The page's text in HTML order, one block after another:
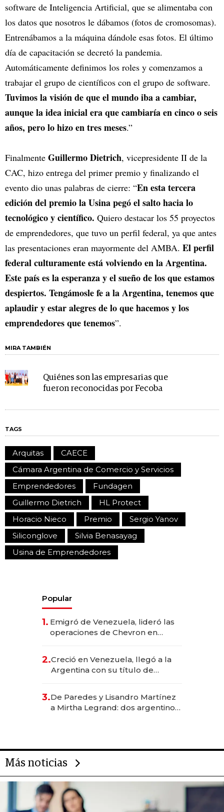
software de Inteligencia Artificial, que se alimentaba con
los datos que nosotros le dábamos (fotos de cromosomas).
Entrenábamos a la máquina dándole esas fotos. El último
día de capacitación se decretó la pandemia.
Automáticamente definimos los roles y comenzamos a
trabajar el grupo de científicos con el grupo de software.
Tuvimos la visión de que el mundo iba a cambiar,
aunque la idea inicial era que cambiaría en cinco o seis
años, pero lo hizo en tres meses.”
Finalmente Guillermo Dietrich, vicepresidente II de la
CAC, hizo entrega del primer premio y finalizando el
evento dio unas palabras de cierre: “En esta tercera
edición del premio la Usina pegó el salto hacia lo
tecnológico y científico. Quiero destacar los 55 proyectos
de emprendedores, que tuvo un perfil federal, ya que antes
las presentaciones eran mayormente del AMBA. El perfil
federal culturamente está volviendo en la Argentina.
Este país es la esperanza y el sueño de los que estamos
despiertos. Tengámosle fe a la Argentina, tenemos que
aplaudir y estar alegres de lo que hacemos y los
emprendedores que tenemos”.
MIRA TAMBIÉN
Quiénes son las empresarias que
fueron reconocidas por Fecoba
TAGS
Arquitas
CAECE
Cámara Argentina de Comercio y Servicios
Emprendedores
Fundagen
Guillermo Dietrich
HL Protect
Horacio Nieco
Premio
Sergio Yanov
Siliconglove
Silvia Benasayag
Usina de Emprendedores
Popular
1. Emigró de Venezuela, lideró las
operaciones de Chevron en
2.Creció en Venezuela, llegó a la
Argentina con su título de
las marcas "fast premium"
3.De Paredes y Lisandro Martínez
a Mirtha Legrand: dos argentinos
Más noticias